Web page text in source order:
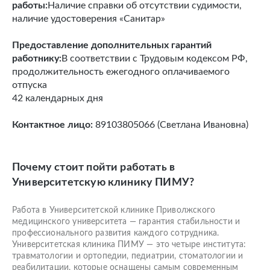
работы:Наличие справки об отсутствии судимости,
наличие удостоверения «Санитар»
Предоставление дополнительных гарантий
работнику:В соответствии с Трудовым кодексом РФ,
продолжительность ежегодного оплачиваемого
отпуска
42 календарных дня
Контактное лицо: 89103805066 (Светлана Ивановна)
Почему стоит пойти работать в
Университетскую клинику ПИМУ?
Работа в Университетской клинике Приволжского
медицинского университета — гарантия стабильности и
профессионального развития каждого сотрудника.
Университетская клиника ПИМУ — это четыре института:
травматологии и ортопедии, педиатрии, стоматологии и
реабилитации, которые оснащены самым современным